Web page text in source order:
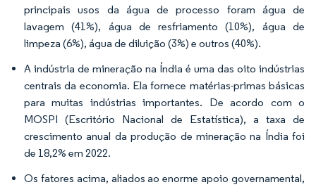
principais usos da água de processo foram água de
lavagem (41%), água de resfriamento (10%), água de
limpeza (6%), água de diluição (3%) e outros (40%).
A indústria de mineração na Índia é uma das oito indústrias
centrais da economia. Ela fornece matérias-primas básicas
para muitas indústrias importantes. De acordo com o
MOSPI (Escritório Nacional de Estatística), a taxa de
crescimento anual da produção de mineração na Índia foi
de 18,2% em 2022.
Os fatores acima, aliados ao enorme apoio governamental,